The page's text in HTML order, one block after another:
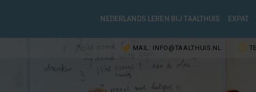
NEDERLANDS LEREN BIJ TAALTHUIS EXPAT
MAIL: INFO@TAALTHUIS.NL